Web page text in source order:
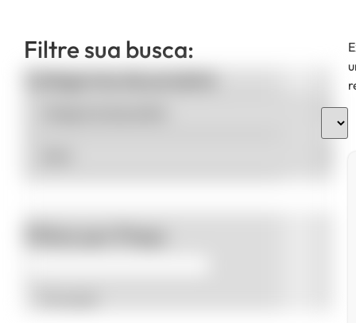
Filtre sua busca:
Categorias de produto